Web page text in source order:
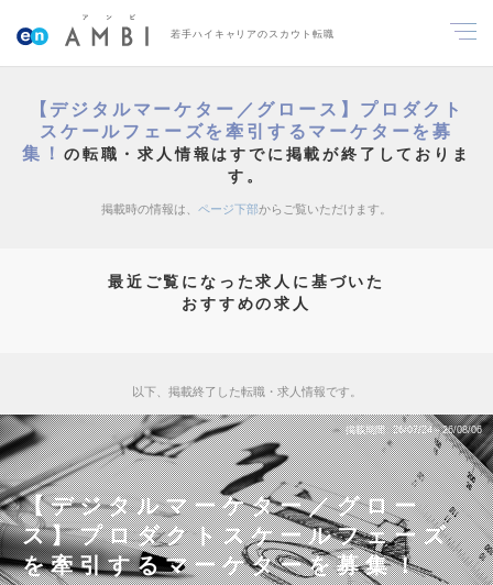
若手ハイキャリアのスカウト転職
【デジタルマーケター／グロース】プロダクト
スケールフェーズを牽引するマーケターを募
集！ の転職・求人情報はすでに掲載が終了しておりま
す。
掲載時の情報は、 ページ下部からご覧いただけます。
最近ご覧になった求人に基づいた
おすすめの求人
以下、掲載終了した転職・求人情報です。
掲載期間 26/07/24～26/08/06
【デジタルマーケター／グロー
ス】プロダクトスケールフェーズ
を牽引するマーケターを募集！